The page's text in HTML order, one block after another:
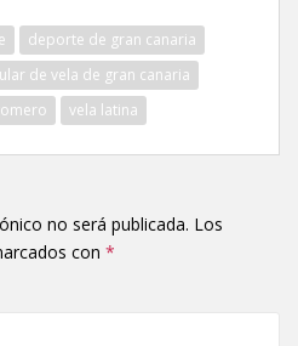
deporte de gran canaria
de vela de gran canaria
vela latina
no será publicada. Los
con *